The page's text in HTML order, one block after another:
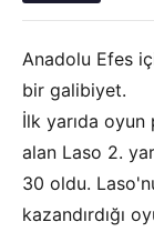
Anadolu Efes
bir galibiyet.
İlk yarıda oyun
alan Laso 2.
30 oldu.
kazandırdığı